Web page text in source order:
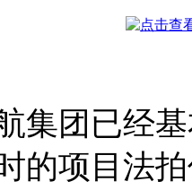
集团已经
的项目法